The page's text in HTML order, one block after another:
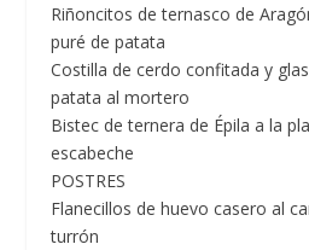
Riñoncitos de ternasco de
puré de patata
Costilla de cerdo confitada y
patata al mortero
Bistec de ternera de Épila a la
escabeche
POSTRES
Flanecillos de huevo casero al
turrón